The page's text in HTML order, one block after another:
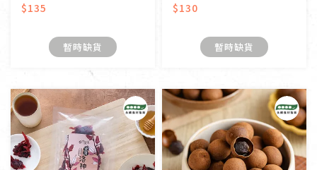
$135
暫時缺貨
$130
暫時缺貨